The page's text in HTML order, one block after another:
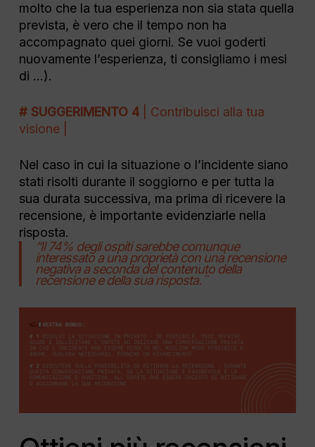
molto che la tua esperienza non sia stata quella
prevista, è vero che il tempo non ha
accompagnato quei giorni. Se vuoi goderti
nuovamente l’esperienza, ti consigliamo i mesi
di …).
# SUGGERIMENTO 4
| Contribuisci alla tua
visione |
Nel caso in cui la situazione o l’incidente siano
stati risolti durante il soggiorno e per tutta la
sua durata successiva, ma prima di ricevere la
recensione, è importante evidenziarle nella
risposta.
“Il 74% degli ospiti sarebbe comunque
interessato a una proprietà con una recensione
negativa a seconda del contenuto della
recensione e della sua risposta.¨